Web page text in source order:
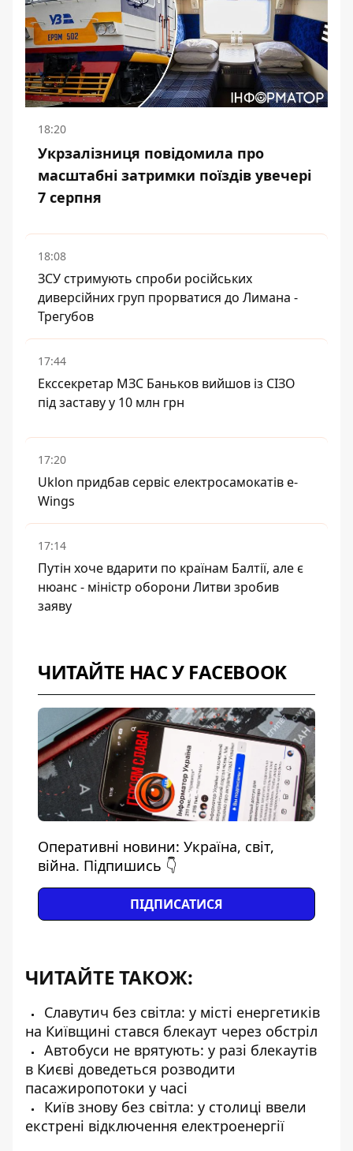
18:20
Укрзалізниця повідомила про
масштабні затримки поїздів увечері
7 серпня
18:08
ЗСУ стримують спроби російських
диверсійних груп прорватися до Лимана -
Трегубов
17:44
Екссекретар МЗС Баньков вийшов із СІЗО
під заставу у 10 млн грн
17:20
Uklon придбав сервіс електросамокатів e-
Wings
17:14
Путін хоче вдарити по країнам Балтії, але є
нюанс - міністр оборони Литви зробив
заяву
ЧИТАЙТЕ НАС У FACEBOOK
Оперативні новини: Україна, світ,
війна. Підпишись 👇
ПІДПИСАТИСЯ
ЧИТАЙТЕ ТАКОЖ:
Славутич без світла: у місті енергетиків
на Київщині стався блекаут через обстріл
Автобуси не врятують: у разі блекаутів
в Києві доведеться розводити
пасажиропотоки у часі
Київ знову без світла: у столиці ввели
екстрені відключення електроенергії